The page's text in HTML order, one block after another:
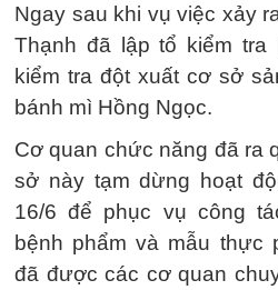
Ngay sau khi vụ việc xảy
Thạnh đã lập tổ kiểm tra
kiểm tra đột xuất cơ sở
bánh mì Hồng Ngọc.
Cơ quan chức năng đã ra
sở này tạm dừng hoạt
16/6 để phục vụ công
bệnh phẩm và mẫu thực
đã được các cơ quan